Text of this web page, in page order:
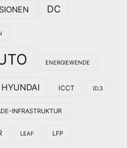
DC
ENERGIEWENDE
HYUNDAI ICCT ID.3
INFRASTRUKTUR
LEAF LFP